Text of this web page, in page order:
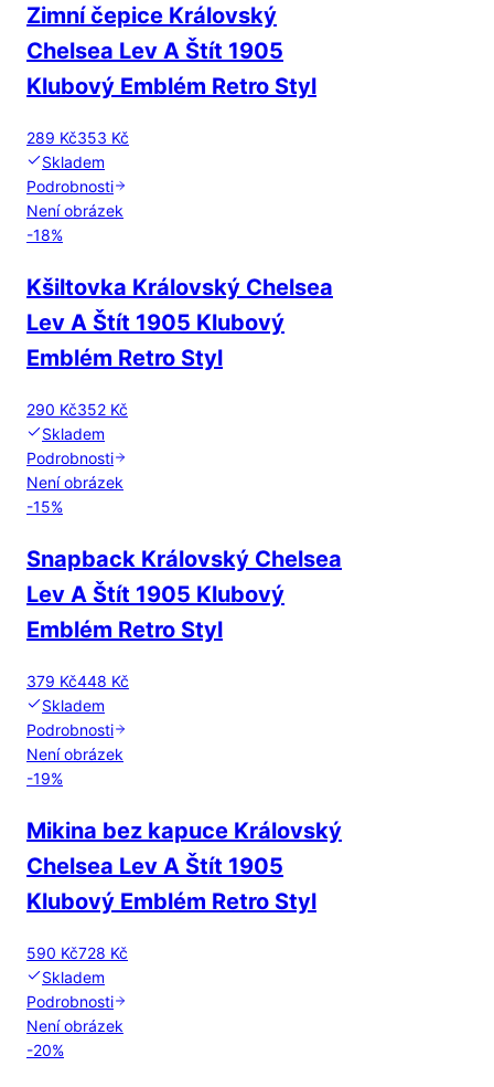
Zimní čepice Královský
Chelsea Lev A Štít 1905
Klubový Emblém Retro Styl
289 Kč353 Kč
Skladem
Podrobnosti
Není obrázek
-18%
Kšiltovka Královský Chelsea
Lev A Štít 1905 Klubový
Emblém Retro Styl
290 Kč352 Kč
Skladem
Podrobnosti
Není obrázek
-15%
Snapback Královský Chelsea
Lev A Štít 1905 Klubový
Emblém Retro Styl
379 Kč448 Kč
Skladem
Podrobnosti
Není obrázek
-19%
Mikina bez kapuce Královský
Chelsea Lev A Štít 1905
Klubový Emblém Retro Styl
590 Kč728 Kč
Skladem
Podrobnosti
Není obrázek
-20%